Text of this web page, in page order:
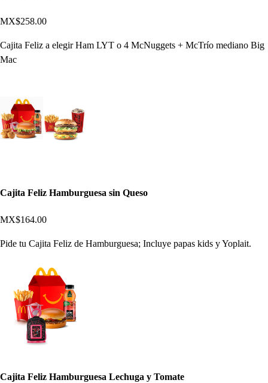
MX$258.00
Cajita Feliz a elegir Ham LYT o 4 McNuggets + McTrío mediano Big
Mac
Cajita Feliz Hamburguesa sin Queso
MX$164.00
Pide tu Cajita Feliz de Hamburguesa; Incluye papas kids y Yoplait.
Cajita Feliz Hamburguesa Lechuga y Tomate